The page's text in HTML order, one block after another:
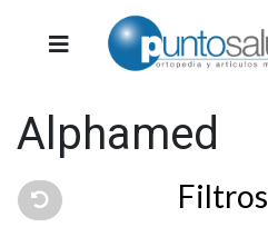
Alphamed
Filtros